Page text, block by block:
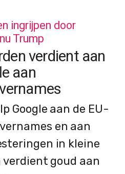
ingrijpen door
Trump
verdient aan
aan
Google aan de EU-
en aan
in kleine
verdient goud aan